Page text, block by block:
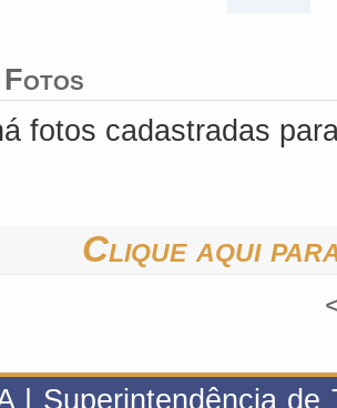
fotos cadastradas
Clique aqui
| Superintendência